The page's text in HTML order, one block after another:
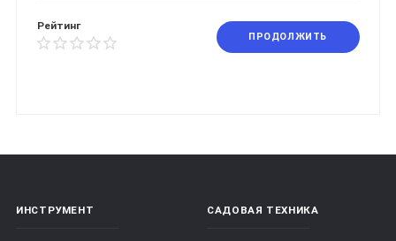
Рейтинг
ПРОДОЛЖИТЬ
ИНСТРУМЕНТ САДОВАЯ ТЕХНИКА